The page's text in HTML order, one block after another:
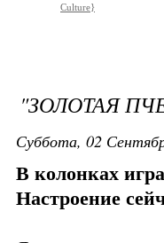
Culture}
"ЗОЛОТАЯ
Суббота, 02
В колонках
Настроение